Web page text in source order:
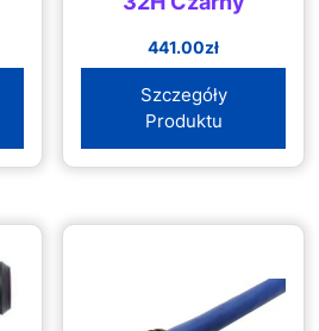
441.00zł
Szczegóły
Produktu